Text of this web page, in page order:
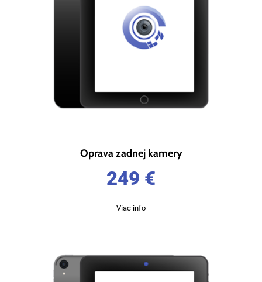
Oprava zadnej kamery
249 €
Viac info